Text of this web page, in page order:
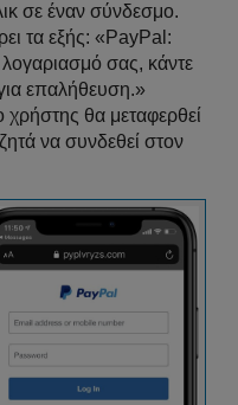
σε έναν σύνδεσμο.
τα εξής: «PayPal:
λογαριασμό σας, κάντε
επαλήθευση.»
θα μεταφερθεί
να συνδεθεί στον